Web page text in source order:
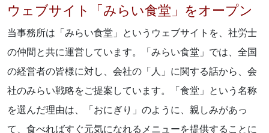
ウェブサイト「みらい食堂」をオープン
当事務所は「みらい食堂」というウェブサイトを、社労士
の仲間と共に運営しています。「みらい食堂」では、全国
の経営者の皆様に対し、会社の「人」に関する話から、会
社のみらい戦略をご提案しています。「食堂」という名称
を選んだ理由は、「おにぎり」のように、親しみがあっ
て、食べればすぐ元気になれるメニューを提供することに